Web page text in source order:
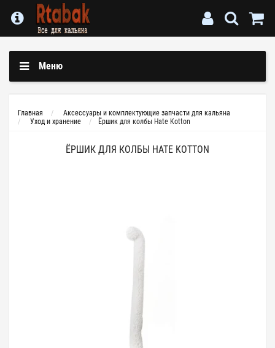
Меню
Главная
Аксессуары и комплектующие запчасти для кальяна
Уход и хранение
Ёршик для колбы Hate Kotton
ЁРШИК ДЛЯ КОЛБЫ HATE KOTTON